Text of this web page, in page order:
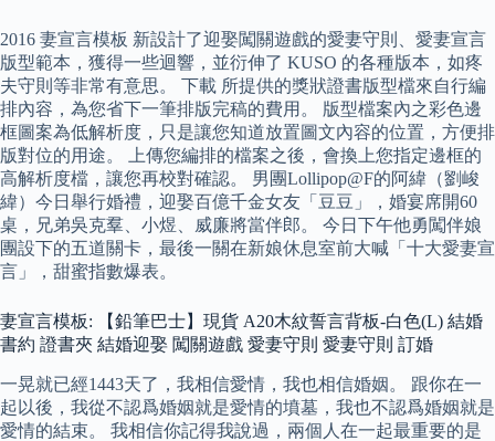
2016 妻宣言模板 新設計了迎娶闖關遊戲的愛妻守則、愛妻宣言
版型範本，獲得一些迴響，並衍伸了 KUSO 的各種版本，如疼
夫守則等非常有意思。 下載 所提供的獎狀證書版型檔來自行編
排內容，為您省下一筆排版完稿的費用。 版型檔案內之彩色邊
框圖案為低解析度，只是讓您知道放置圖文內容的位置，方便排
版對位的用途。 上傳您編排的檔案之後，會換上您指定邊框的
高解析度檔，讓您再校對確認。 男團Lollipop@F的阿緯（劉峻
緯）今日舉行婚禮，迎娶百億千金女友「豆豆」，婚宴席開60
桌，兄弟吳克羣、小煜、威廉將當伴郎。 今日下午他勇闖伴娘
團設下的五道關卡，最後一關在新娘休息室前大喊「十大愛妻宣
言」，甜蜜指數爆表。
妻宣言模板: 【鉛筆巴士】現貨 A20木紋誓言背板-白色(L) 結婚
書約 證書夾 結婚迎娶 闖關遊戲 愛妻守則 愛妻守則 訂婚
一晃就已經1443天了，我相信愛情，我也相信婚姻。 跟你在一
起以後，我從不認爲婚姻就是愛情的墳墓，我也不認爲婚姻就是
愛情的結束。 我相信你記得我說過，兩個人在一起最重要的是